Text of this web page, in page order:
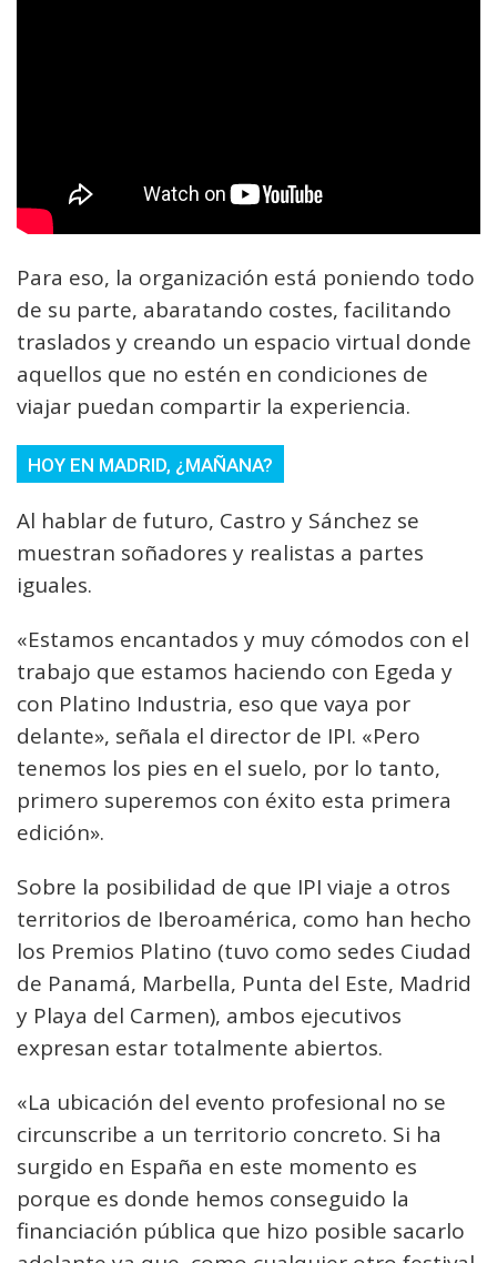
Para eso, la organización está poniendo todo
de su parte, abaratando costes, facilitando
traslados y creando un espacio virtual donde
aquellos que no estén en condiciones de
viajar puedan compartir la experiencia.
HOY EN MADRID, ¿MAÑANA?
Al hablar de futuro, Castro y Sánchez se
muestran soñadores y realistas a partes
iguales.
«Estamos encantados y muy cómodos con el
trabajo que estamos haciendo con Egeda y
con Platino Industria, eso que vaya por
delante», señala el director de IPI. «Pero
tenemos los pies en el suelo, por lo tanto,
primero superemos con éxito esta primera
edición».
Sobre la posibilidad de que IPI viaje a otros
territorios de Iberoamérica, como han hecho
los Premios Platino (tuvo como sedes Ciudad
de Panamá, Marbella, Punta del Este, Madrid
y Playa del Carmen), ambos ejecutivos
expresan estar totalmente abiertos.
«La ubicación del evento profesional no se
circunscribe a un territorio concreto. Si ha
surgido en España en este momento es
porque es donde hemos conseguido la
financiación pública que hizo posible sacarlo